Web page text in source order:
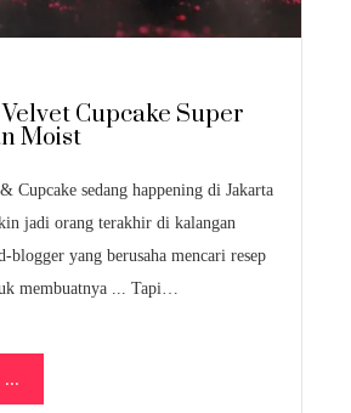
Cupcake Super
Moist
Cupcake sedang happening di Jakarta
jadi orang terakhir di kalangan
blogger yang berusaha mencari resep
membuatnya ... Tapi…
...